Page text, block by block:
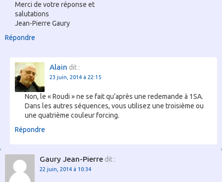
Merci de votre réponse et
salutations
Jean-Pierre Gaury
Répondre
Alain dit :
23 juin, 2014 à 22:15
Non, le « Roudi » ne se fait qu’après une redemande à 1SA.
Dans les autres séquences, vous utilisez une troisième ou
une quatrième couleur forcing.
Répondre
Gaury Jean-Pierre dit :
22 juin, 2014 à 10:34